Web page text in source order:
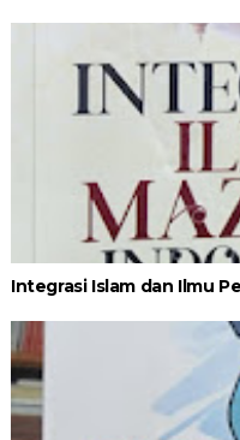
Integrasi Islam dan Ilmu